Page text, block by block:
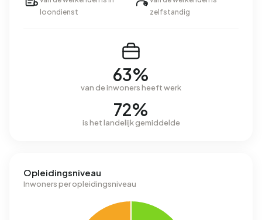
loondienst
zelfstandig
63%
van de inwoners heeft werk
72%
is het landelijk gemiddelde
Opleidingsniveau
Inwoners per opleidingsniveau